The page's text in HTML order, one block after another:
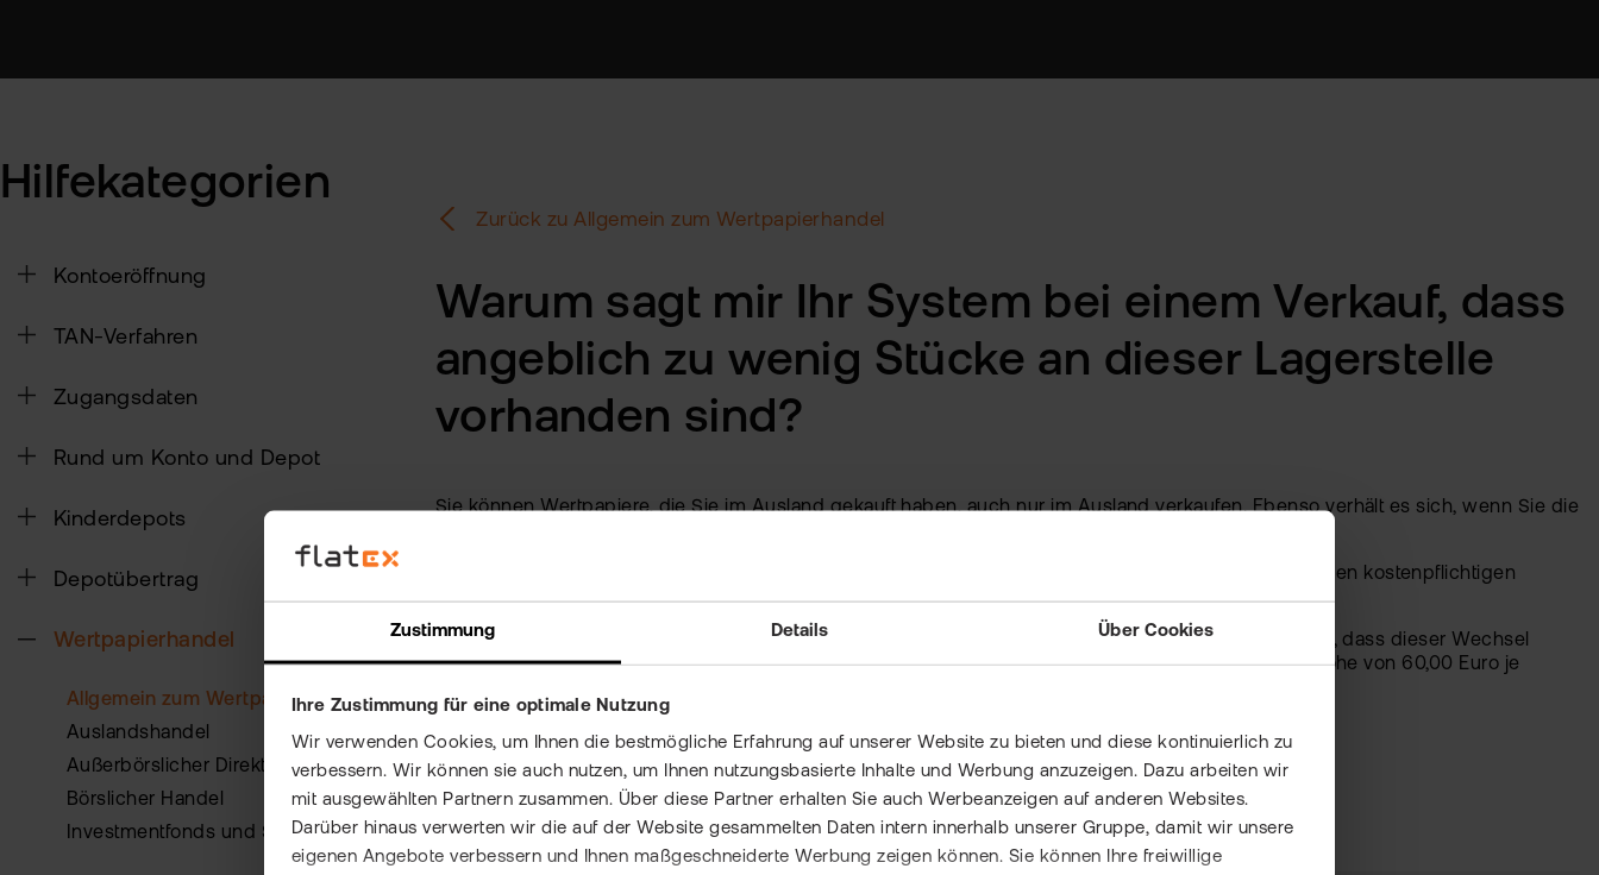
Zustimmung Details Über Cookies
Ihre Zustimmung für eine optimale Nutzung
Wir verwenden Cookies, um Ihnen die bestmögliche Erfahrung auf unserer Website zu bieten und diese kontinuierlich zu
verbessern. Wir können sie auch nutzen, um Ihnen nutzungsbasierte Inhalte und Werbung anzuzeigen. Dazu arbeiten wir
mit ausgewählten Partnern zusammen. Über diese Partner erhalten Sie auch Werbeanzeigen auf anderen Websites.
Darüber hinaus verwerten wir die auf der Website gesammelten Daten intern innerhalb unserer Gruppe, damit wir unsere
eigenen Angebote verbessern und Ihnen maßgeschneiderte Werbung zeigen können. Sie können Ihre freiwillige
Hilfekategorien
Kontoeröffnung
TAN-Verfahren
Zugangsdaten
Rund um Konto und Depot
Kinderdepots
Depotübertrag
Wertpapierhandel
Allgemein zum Wertpapierhandel
Auslandshandel
Außerbörslicher Direkthandel
Börslicher Handel
Investmentfonds und Sparpläne
Zurück zu Allgemein zum Wertpapierhandel
Warum sagt mir Ihr System bei einem Verkauf, dass
angeblich zu wenig Stücke an dieser Lagerstelle
vorhanden sind?
Sie können Wertpapiere, die Sie im Ausland gekauft haben, auch nur im Ausland verkaufen. Ebenso verhält es sich, wenn Sie die
Um Ihr Papier dennoch in einem vom Kauf abweichenden Land veräußern zu können, können Sie einen kostenpflichtigen
Lagerstellenwechsel in Auftrag geben.
Das entsprechende Formular übermitteln wir Ihnen sehr gerne auf Anfrage. Bitte beachten Sie hierbei, dass dieser Wechsel
kostenpflichtig ist und dafür eine Gebühr in Höhe von 5,90 Euro zzgl. einer Bearbeitungsgebühr in Höhe von 60,00 Euro je
Auf die Dauer des Wechsels haben wir hier leider keinen Einfluss.
Kontaktieren Sie uns für einen Auftrag bitte wie folgt:
flatex classic:
Post > Support/Kontakt
Benutzersymbol > Support